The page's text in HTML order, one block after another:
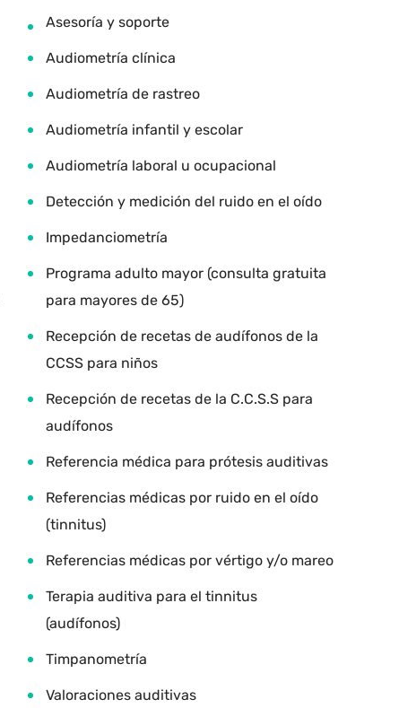
Asesoría y soporte
Audiometría clínica
Audiometría de rastreo
Audiometría infantil y escolar
Audiometría laboral u ocupacional
Detección y medición del ruido en el oído
Impedanciometría
Programa adulto mayor (consulta gratuita
para mayores de 65)
Recepción de recetas de audífonos de la
CCSS para niños
Recepción de recetas de la C.C.S.S para
audífonos
Referencia médica para prótesis auditivas
Referencias médicas por ruido en el oído
(tinnitus)
Referencias médicas por vértigo y/o mareo
Terapia auditiva para el tinnitus
(audífonos)
Timpanometría
Valoraciones auditivas